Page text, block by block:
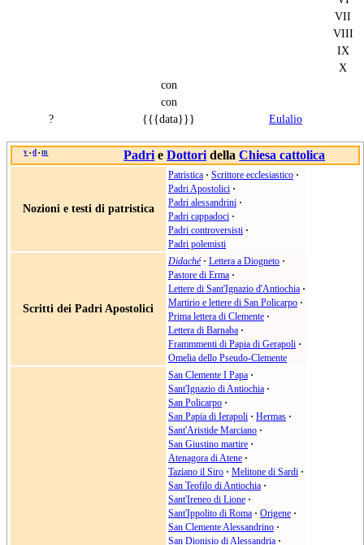
VII
VIII
IX
X
con
con
?
{{{data}}} Eulalio
v • d • m Padri eDottori dellaChiesa cattolica
Nozioni e testi di patristica
Patristica · Scrittore ecclesiastico ·
Padri Apostolici ·
Padri alessandrini ·
Padri cappadoci ·
Padri controversisti ·
Padri polemisti
Scritti dei Padri Apostolici
Didaché· Lettera a Diogneto ·
Pastore di Erma ·
Lettere di Sant'Ignazio d'Antiochia ·
Martirio e lettere di San Policarpo ·
Prima lettera di Clemente ·
Lettera di Barnaba ·
Frammmenti di Papia di Gerapoli ·
Omelia dello Pseudo-Clemente
San Clemente I Papa ·
Sant'Ignazio di Antiochia ·
San Policarpo ·
San Papia di Ierapoli · Hermas ·
Sant'Aristide Marciano ·
San Giustino martire ·
Atenagora di Atene ·
Taziano il Siro · Melitone di Sardi ·
San Teofilo di Antiochia ·
Sant'Ireneo di Lione ·
Sant'Ippolito di Roma · Origene ·
San Clemente Alessandrino ·
San Dionisio di Alessandria ·